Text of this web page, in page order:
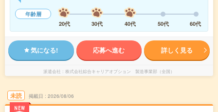
年齢層
20代
30代 40代 50代 60代
気になる! 応募へ進む 詳しく見る
派遣会社 株式会社綜合キャリアオプション 製造事業部（全国）
未読
NEW
掲載日 2026/08/06